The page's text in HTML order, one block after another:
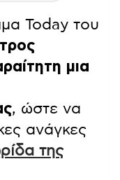
Today του
μια
, ώστε να
ανάγκες
της